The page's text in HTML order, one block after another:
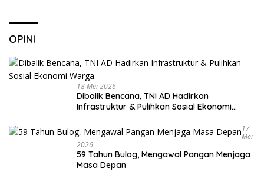
OPINI
18 Mei 2026
Dibalik Bencana, TNI AD Hadirkan
Infrastruktur & Pulihkan Sosial Ekonomi
17
Mei
2026
59 Tahun Bulog, Mengawal Pangan Menjaga
Masa Depan